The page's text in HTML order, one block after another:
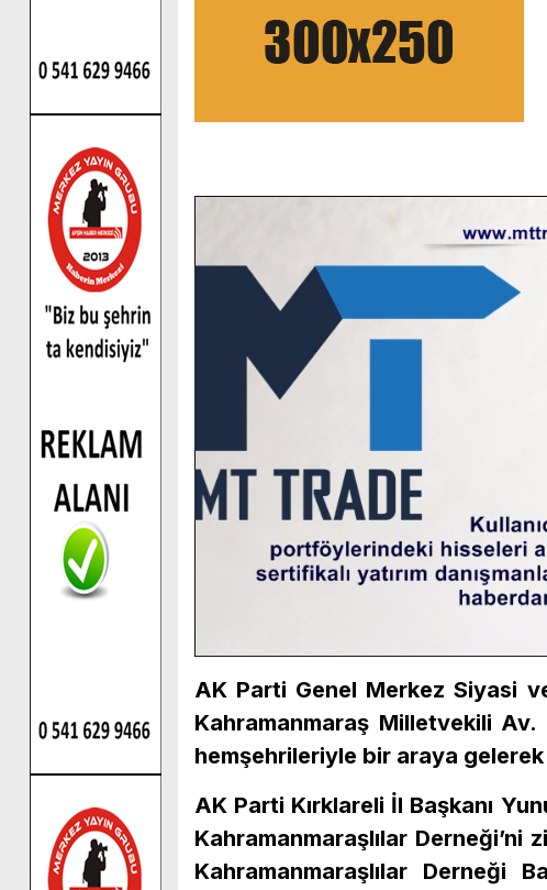
AK Parti Genel Merkez Siyasi
Kahramanmaraş Milletvekili Av.
hemşehrileriyle bir araya
AK Parti Kırklareli İl Başkanı
Kahramanmaraşlılar
Kahramanmaraşlılar Derneği